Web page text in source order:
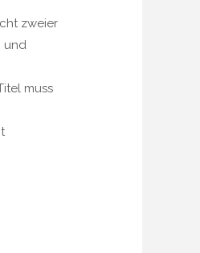
zweier
und
muss